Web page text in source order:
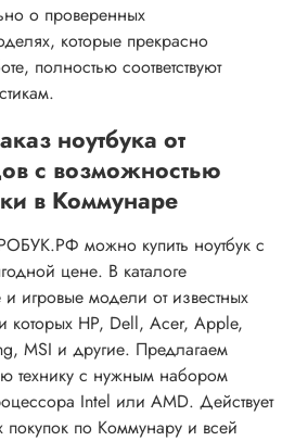
о проверенных
которые прекрасно
полностью соответствуют
ноутбука от
с возможностью
в Коммунаре
можно купить ноутбук с
цене. В каталоге
игровые модели от известных
которых HP, Dell, Acer, Apple,
MSI и другие. Предлагаем
технику с нужным набором
Intel или AMD. Действует
по Коммунару и всей